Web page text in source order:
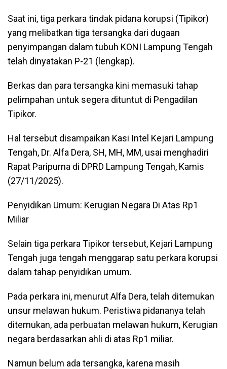
Saat ini, tiga perkara tindak pidana korupsi (Tipikor)
yang melibatkan tiga tersangka dari dugaan
penyimpangan dalam tubuh KONI Lampung Tengah
telah dinyatakan P-21 (lengkap).
Berkas dan para tersangka kini memasuki tahap
pelimpahan untuk segera dituntut di Pengadilan
Tipikor.
Hal tersebut disampaikan Kasi Intel Kejari Lampung
Tengah, Dr. Alfa Dera, SH, MH, MM, usai menghadiri
Rapat Paripurna di DPRD Lampung Tengah, Kamis
(27/11/2025).
Penyidikan Umum: Kerugian Negara Di Atas Rp1
Miliar
Selain tiga perkara Tipikor tersebut, Kejari Lampung
Tengah juga tengah menggarap satu perkara korupsi
dalam tahap penyidikan umum.
Pada perkara ini, menurut Alfa Dera, telah ditemukan
unsur melawan hukum. Peristiwa pidananya telah
ditemukan, ada perbuatan melawan hukum, Kerugian
negara berdasarkan ahli di atas Rp1 miliar.
Namun belum ada tersangka, karena masih